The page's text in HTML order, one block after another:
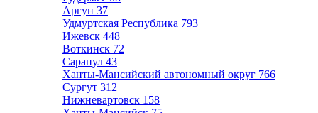
Аргун 37
Удмуртская Республика 793
Ижевск 448
Воткинск 72
Сарапул 43
Ханты-Мансийский автономный округ 766
Сургут 312
Нижневартовск 158